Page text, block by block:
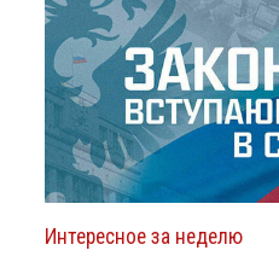
Интересное за неделю